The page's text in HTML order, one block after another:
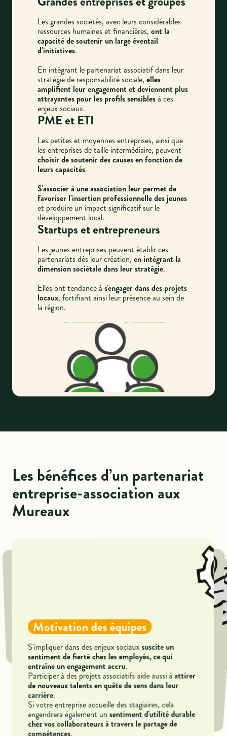
Les grandes sociétés, avec leurs considérables
ressources humaines et financières, ont la
capacité de soutenir un large éventail
d'initiatives.
En intégrant le partenariat associatif dans leur
stratégie de responsabilité sociale, elles
amplifient leur engagement et deviennent plus
attrayantes pour les profils sensiblesà ces
enjeux sociaux.
PME et ETI
Les petites et moyennes entreprises, ainsi que
les entreprises de taille intermédiaire, peuvent
choisir de soutenir des causes en fonction de
leurs capacités.
S'associer à une association leur permet de
favoriser l'insertion professionnelle des jeunes
et produire un impact significatif sur le
développement local.
Startups et entrepreneurs
Les jeunes entreprises peuvent établir ces
partenariats dès leur création, en intégrant la
dimension sociétale dans leur stratégie.
Elles ont tendance à s'engager dans des projets
locaux, fortifiant ainsi leur présence au sein de
la région.
Les bénéfices d’un partenariat
entreprise-association aux
Mureaux
S'engager à soutenir une cause d'intérêt public
améliore la réputation et la visibilité de votre
entreprise auprès de ses clients et de ses employés
Motivation des équipes
S'impliquer dans des enjeux sociauxsuscite un
sentiment de fierté chez les employés, ce qui
entraîne un engagement accru.
Participer à des projets associatifs aide aussi à attirer
de nouveaux talents en quête de sens dans leur
carrière.
Si votre entreprise accueille des stagiaires, cela
engendrera également unsentiment d'utilité durable
chez vos collaborateurs à travers le partage de
compétences.
Avantages fiscaux significatifs
Les entreprises peuvent bénéficier dedéductions
fiscales qui peuvent atteindre 60 % de la valeur de
leurs dons, sous certaines conditions.
Opportunités pour recruter des
talents
Accueillir des jeunes professionnels en stage ou en
alternance offre la possibilité de bénéficier d'aides
financières , ainsi que de primes à l'embauche et
d'exonérations de charges pour favoriser l’insertion
des jeunes aux Mureaux.